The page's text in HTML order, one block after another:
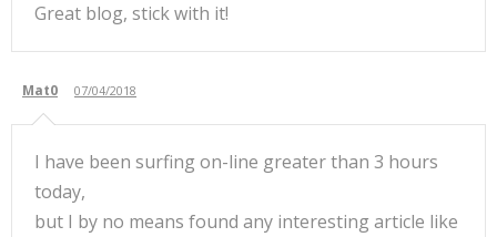
Great blog, stick with it!
Mat0 07/04/2018
I have been surfing on-line greater than 3 hours
today,
but I by no means found any interesting article like